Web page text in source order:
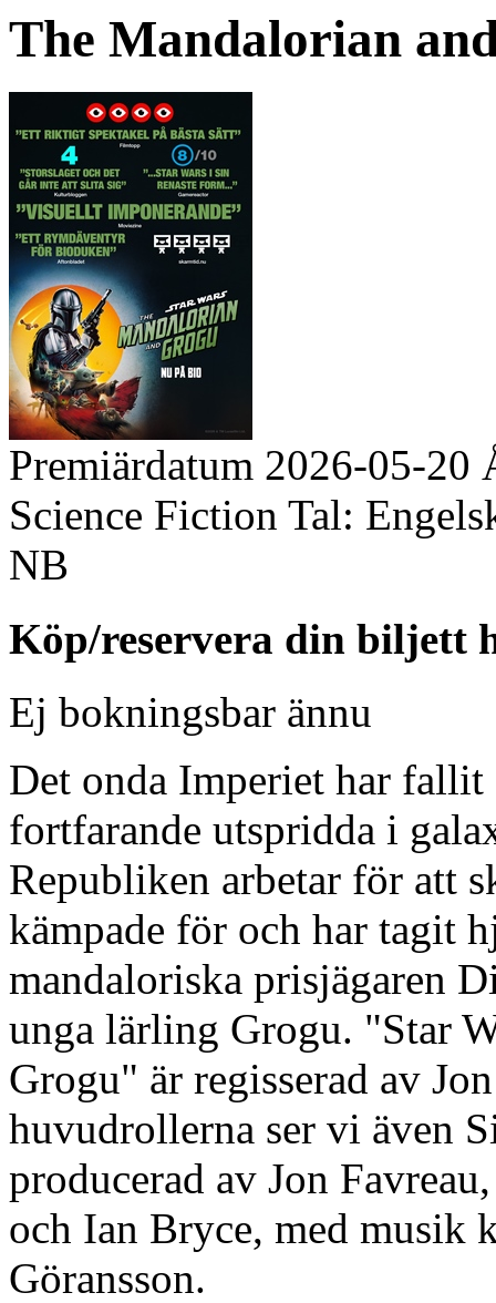
The Mandalorian
Premiärdatum 2026-05-20
Science Fiction Tal:
NB
Köp/reservera din biljett
Ej bokningsbar ännu
Det onda Imperiet har
fortfarande utspridda i
Republiken arbetar för att
kämpade för och har tagit
mandaloriska prisjägaren
unga lärling Grogu. "Star
Grogu" är regisserad av
huvudrollerna ser vi även
producerad av Jon
och Ian Bryce, med musik
Göransson.